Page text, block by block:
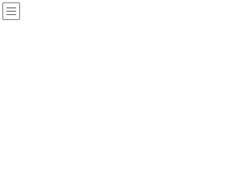
コ
ン
ナ
ビ